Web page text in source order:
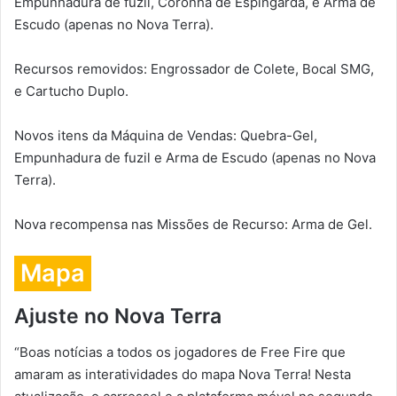
Escudo (apenas no Nova Terra).
Recursos removidos: Engrossador de Colete, Bocal SMG,
e Cartucho Duplo.
Novos itens da Máquina de Vendas: Quebra-Gel,
Empunhadura de fuzil e Arma de Escudo (apenas no Nova
Terra).
Nova recompensa nas Missões de Recurso: Arma de Gel.
Mapa
Ajuste no Nova Terra
“Boas notícias a todos os jogadores de Free Fire que
amaram as interatividades do mapa Nova Terra! Nesta